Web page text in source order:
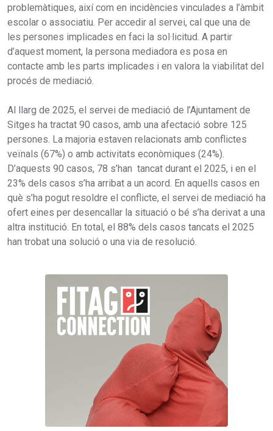
problemàtiques, així com en incidències vinculades a l’àmbit
escolar o associatiu. Per accedir al servei, cal que una de
les persones implicades en faci la sol·licitud. A partir
d’aquest moment, la persona mediadora es posa en
contacte amb les parts implicades i en valora la viabilitat del
procés de mediació.
Al llarg de 2025, el servei de mediació de l’Ajuntament de
Sitges ha tractat 90 casos, amb una afectació sobre 125
persones. La majoria estaven relacionats amb conflictes
veïnals (67%) o amb activitats econòmiques (24%).
D’aquests 90 casos, 78 s’han tancat durant el 2025, i en el
23% dels casos s’ha arribat a un acord. En aquells casos en
què s’ha pogut resoldre el conflicte, el servei de mediació ha
ofert eines per desencallar la situació o bé s’ha derivat a una
altra institució. En total, el 88% dels casos tancats el 2025
han trobat una solució o una via de resolució.